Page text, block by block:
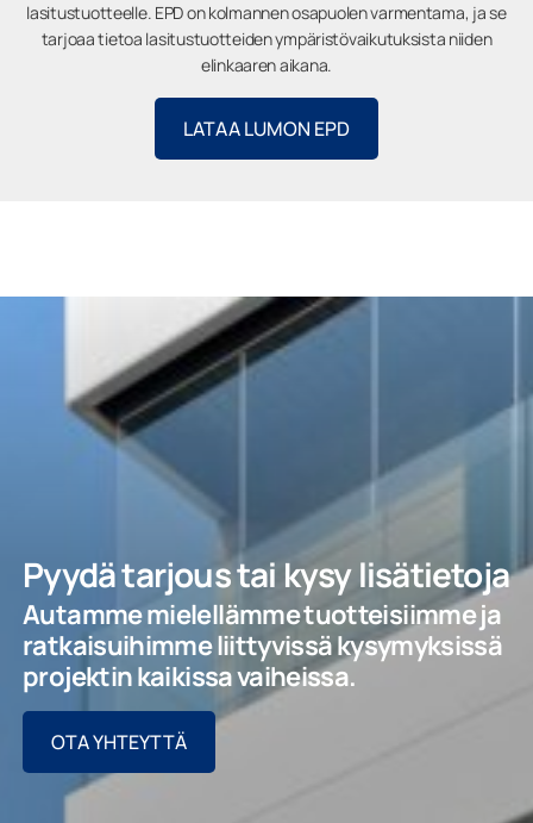
lasitustuotteelle. EPD on kolmannen osapuolen varmentama, ja se
tarjoaa tietoa lasitustuotteiden ympäristövaikutuksista niiden
elinkaaren aikana.
LATAA LUMON EPD
Pyydä tarjous tai kysy lisätietoja
Autamme mielellämme tuotteisiimme ja
ratkaisuihimme liittyvissä kysymyksissä
projektin kaikissa vaiheissa.
OTA YHTEYTTÄ